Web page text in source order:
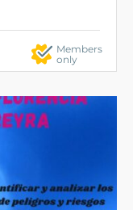
Members
only